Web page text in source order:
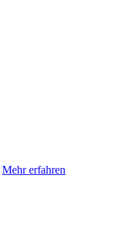
Mehr erfahren